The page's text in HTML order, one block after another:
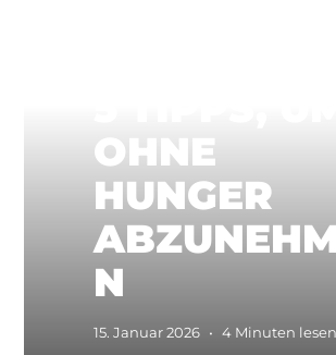
OHNE
HUNGER
N
15. Januar 2026 • 4 Minuten lesen